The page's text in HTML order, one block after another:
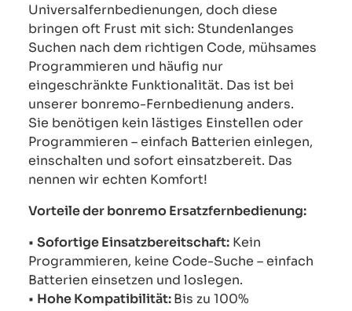
Universalfernbedienungen, doch diese
bringen oft Frust mit sich: Stundenlanges
Suchen nach dem richtigen Code, mühsames
Programmieren und häufig nur
eingeschränkte Funktionalität. Das ist bei
unserer bonremo-Fernbedienung anders.
Sie benötigen kein lästiges Einstellen oder
Programmieren – einfach Batterien einlegen,
einschalten und sofort einsatzbereit. Das
nennen wir echten Komfort!
Vorteile der bonremo Ersatzfernbedienung:
• Sofortige Einsatzbereitschaft: Kein
Programmieren, keine Code-Suche – einfach
Batterien einsetzen und loslegen.
• Hohe Kompatibilität:Bis zu 100%